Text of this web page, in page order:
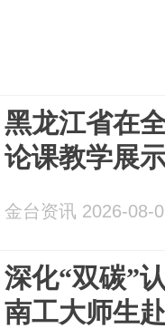
黑龙江省在
论课教学展
金台资讯 2026-08-
深化“双碳”
南工大师生